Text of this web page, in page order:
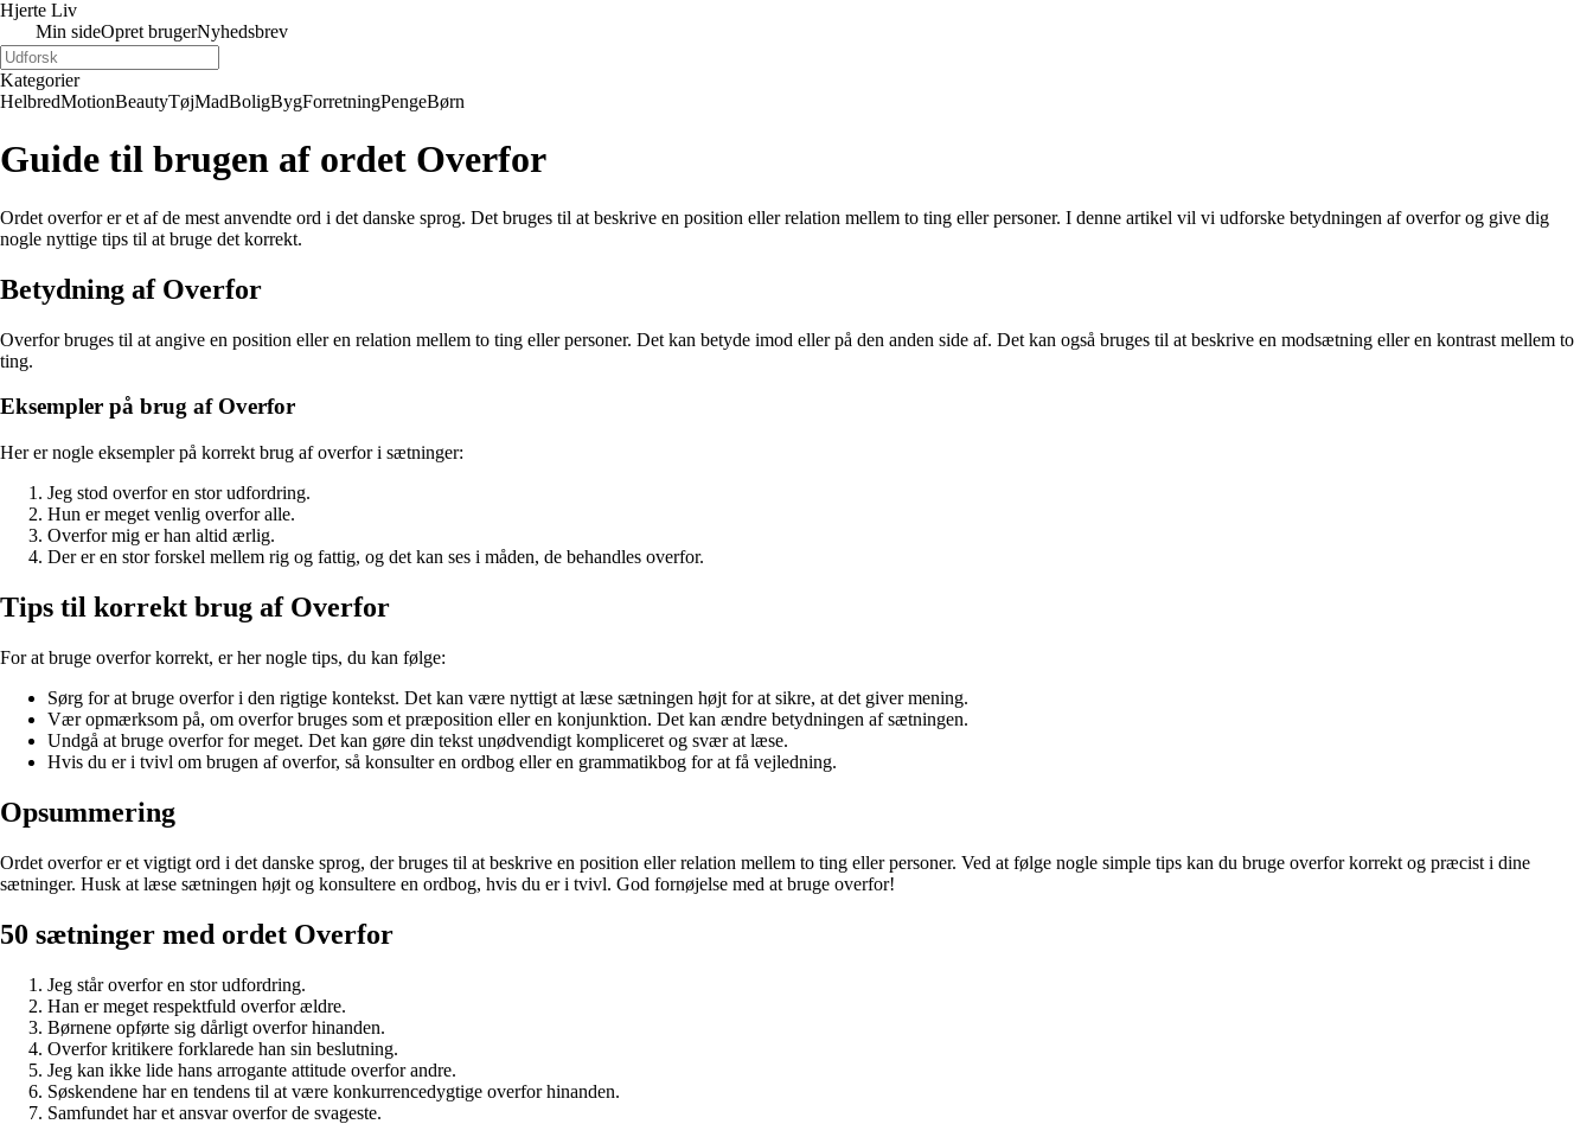
Hjerte Liv
Min sideOpret brugerNyhedsbrev
Kategorier
HelbredMotionBeautyTøjMadBoligBygForretningPengeBørn
Guide til brugen af ordet Overfor
Ordet overfor er et af de mest anvendte ord i det danske sprog. Det bruges til at beskrive en position eller relation mellem to ting eller personer. I denne artikel vil vi udforske betydningen af overfor og give dig
nogle nyttige tips til at bruge det korrekt.
Betydning af Overfor
Overfor bruges til at angive en position eller en relation mellem to ting eller personer. Det kan betyde imod eller på den anden side af. Det kan også bruges til at beskrive en modsætning eller en kontrast mellem to
ting.
Eksempler på brug af Overfor
Her er nogle eksempler på korrekt brug af overfor i sætninger:
Jeg stod overfor en stor udfordring.
Hun er meget venlig overfor alle.
Overfor mig er han altid ærlig.
Der er en stor forskel mellem rig og fattig, og det kan ses i måden, de behandles overfor.
Tips til korrekt brug af Overfor
For at bruge overfor korrekt, er her nogle tips, du kan følge:
Sørg for at bruge overfor i den rigtige kontekst. Det kan være nyttigt at læse sætningen højt for at sikre, at det giver mening.
Vær opmærksom på, om overfor bruges som et præposition eller en konjunktion. Det kan ændre betydningen af sætningen.
Undgå at bruge overfor for meget. Det kan gøre din tekst unødvendigt kompliceret og svær at læse.
Hvis du er i tvivl om brugen af overfor, så konsulter en ordbog eller en grammatikbog for at få vejledning.
Opsummering
Ordet overfor er et vigtigt ord i det danske sprog, der bruges til at beskrive en position eller relation mellem to ting eller personer. Ved at følge nogle simple tips kan du bruge overfor korrekt og præcist i dine
sætninger. Husk at læse sætningen højt og konsultere en ordbog, hvis du er i tvivl. God fornøjelse med at bruge overfor!
50 sætninger med ordet Overfor
Jeg står overfor en stor udfordring.
Han er meget respektfuld overfor ældre.
Børnene opførte sig dårligt overfor hinanden.
Overfor kritikere forklarede han sin beslutning.
Jeg kan ikke lide hans arrogante attitude overfor andre.
Søskendene har en tendens til at være konkurrencedygtige overfor hinanden.
Samfundet har et ansvar overfor de svageste.